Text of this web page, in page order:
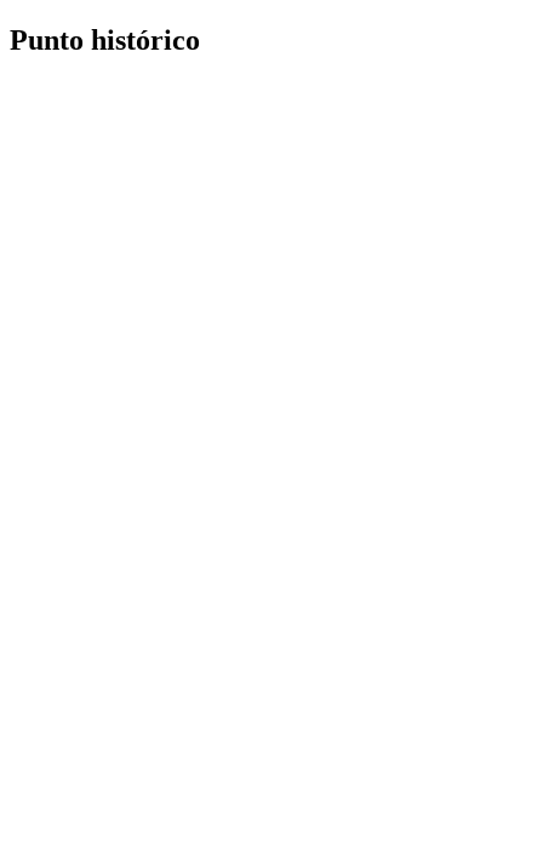
Punto histórico